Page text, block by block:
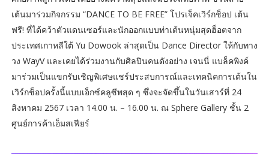
เต้นมาร่วมกิจกรรม “DANCE TO BE FREE” โปรเจ็คเวิร์กช็อป เต้น
ฟรี! ที่ได้คว้าตัวแดนเซอร์และนักออกแบบท่าเต้นหนุ่มสุดฮ็อตจาก
ประเทศเกาหลีใต้ Yu Dowook ล่าสุดเป็น Dance Director ให้กับทาง
วง WayV และเคยได้ร่วมงานกับศิลปินคนดังอย่าง เจนนี่ แบล็คพิงค์
มาร่วมเป็นแขกรับเชิญพิเศษแชร์ประสบการณ์และเทคนิคการเต้นใน
เวิร์กช็อปครั้งนี้แบบเอ็กซ์คลูซีพสุด ๆ ซึ่งจะจัดขึ้นในวันเสาร์ที่ 24
สิงหาคม 2567 เวลา 14.00 น. – 16.00 น. ณ Sphere Gallery ชั้น 2
ศูนย์การค้าเอ็มสเฟียร์